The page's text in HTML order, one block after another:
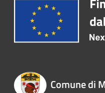
Comune di